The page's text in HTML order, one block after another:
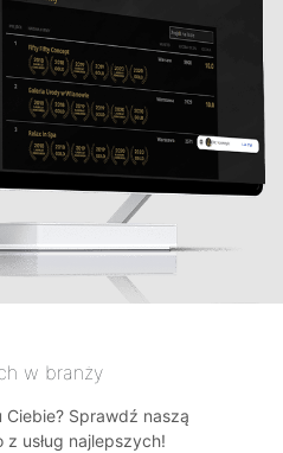
w branży
Sprawdź naszą
usług najlepszych!